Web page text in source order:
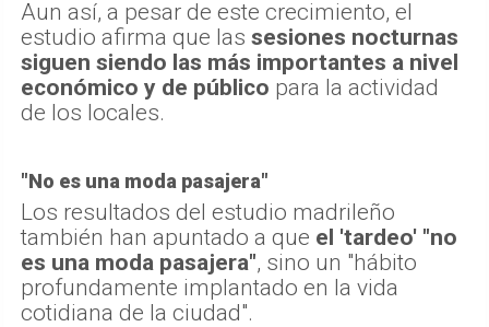
Aun así, a pesar de este crecimiento, el
estudio afirma que las sesiones nocturnas
siguen siendo las más importantes a nivel
económico y de público para la actividad
de los locales.
"No es una moda pasajera"
Los resultados del estudio madrileño
también han apuntado a que el 'tardeo' "no
es una moda pasajera", sino un "hábito
profundamente implantado en la vida
cotidiana de la ciudad".